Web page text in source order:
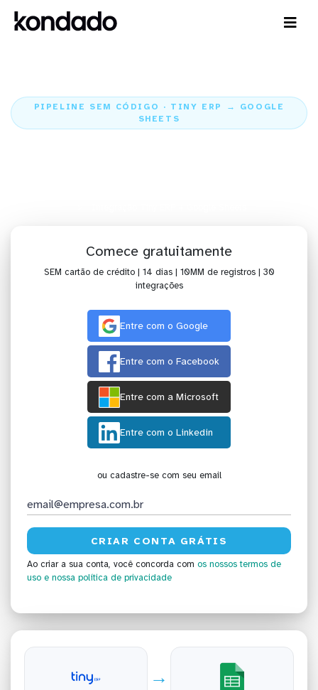
PIPELINE SEM CÓDIGO · TINY ERP → GOOGLE
SHEETS
Comece gratuitamente
SEM cartão de crédito | 14 dias | 10MM de registros | 30
integrações
Entre com o Google
Entre com o Facebook
Entre com a Microsoft
Entre com o Linkedin
ou cadastre-se com seu email
Ao criar a sua conta, você concorda com os nossos termos de
uso e nossa política de privacidade
→